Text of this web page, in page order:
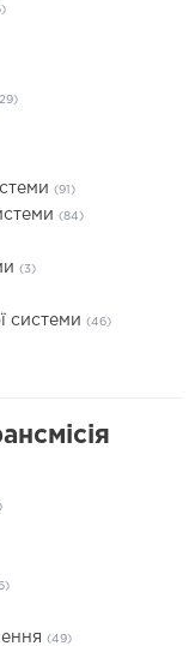
(91)
(84)
(3)
системи (46)
(49)